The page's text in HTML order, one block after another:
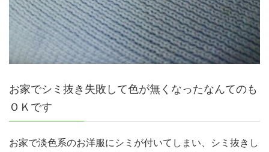
お家でシミ抜き失敗して色が無くなったなんてのも
ＯＫです
お家で淡色系のお洋服にシミが付いてしまい、シミ抜きし